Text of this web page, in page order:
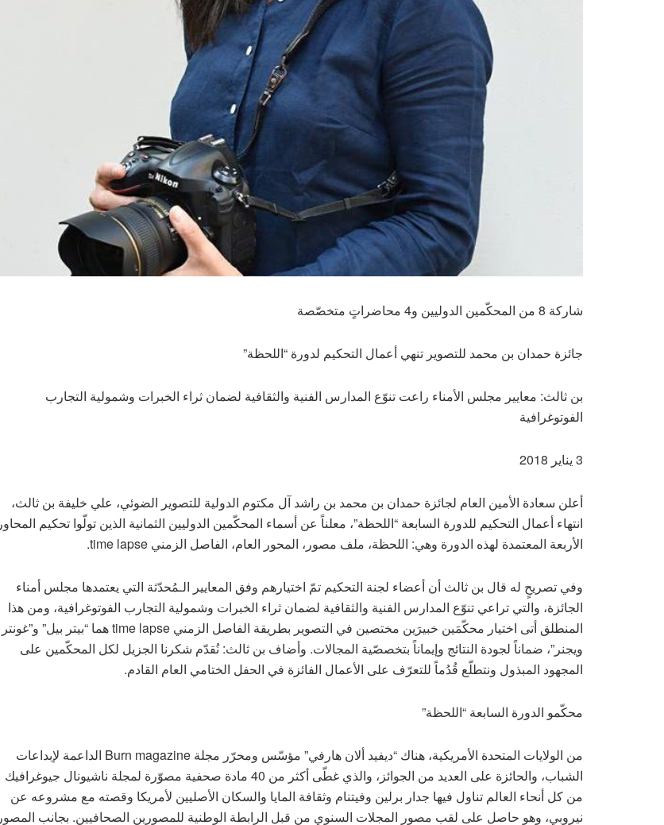
شاركة 8 من المحكّمين الدوليين و4 محاضراتٍ متخصّصة
جائزة حمدان بن محمد للتصوير تنهي أعمال التحكيم لدورة “اللحظة”
بن ثالث: معايير مجلس الأمناء راعت تنوّع المدارس الفنية والثقافية لضمان ثراء الخبرات وشمولية التجارب
الفوتوغرافية
3 يناير 2018
أعلن سعادة الأمين العام لجائزة حمدان بن محمد بن راشد آل مكتوم الدولية للتصوير الضوئي، علي خليفة بن ثالث،
انتهاء أعمال التحكيم للدورة السابعة “اللحظة”، معلناً عن أسماء المحكّمين الدوليين الثمانية الذين تولّوا تحكيم المحاور
الأربعة المعتمدة لهذه الدورة وهي: اللحظة، ملف مصور، المحور العام، الفاصل الزمني time lapse.
وفي تصريحٍ له قال بن ثالث أن أعضاء لجنة التحكيم تمّ اختيارهم وفق المعايير الـمُحدّثة التي يعتمدها مجلس أمناء
الجائزة، والتي تراعي تنوّع المدارس الفنية والثقافية لضمان ثراء الخبرات وشمولية التجارب الفوتوغرافية، ومن هذا
المنطلق أتى اختيار محكّمَين خبيرَين مختصين في التصوير بطريقة الفاصل الزمني time lapse هما “بيتر بيل” و”غونتر
ويجنر”، ضماناً لجودة النتائج وإيماناً بتخصصّية المجالات. وأضاف بن ثالث: نُقدّم شكرنا الجزيل لكل المحكّمين على
المجهود المبذول ونتطلّع قُدُماً للتعرّف على الأعمال الفائزة في الحفل الختامي العام القادم.
محكّمو الدورة السابعة “اللحظة”
من الولايات المتحدة الأمريكية، هناك “ديفيد ألان هارفي” مؤسّس ومحرّر مجلة Burn magazine الداعمة لإبداعات
الشباب، والحائزة على العديد من الجوائز، والذي غطّى أكثر من 40 مادة صحفية مصوّرة لمجلة ناشيونال جيوغرافيك
من كل أنحاء العالم تناول فيها جدار برلين وفيتنام وثقافة المايا والسكان الأصليين لأمريكا وقصته مع مشروعه عن
نيروبي، وهو حاصل على لقب مصور المجلات السنوي من قبل الرابطة الوطنية للمصورين الصحافيين. بجانب المصور